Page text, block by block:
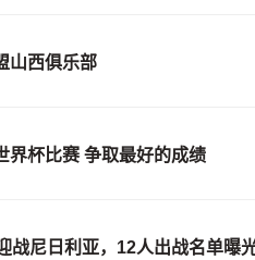
山西俱乐部
界杯比赛 争取最好的成绩
战尼日利亚，12人出战名单曝